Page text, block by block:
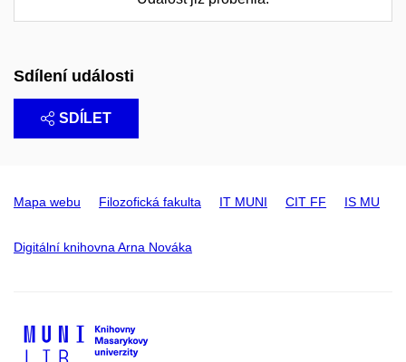
Sdílení události
SDÍLET
Mapa webu Filozofická fakulta IT MUNI CIT FF IS MU
Digitální knihovna Arna Nováka